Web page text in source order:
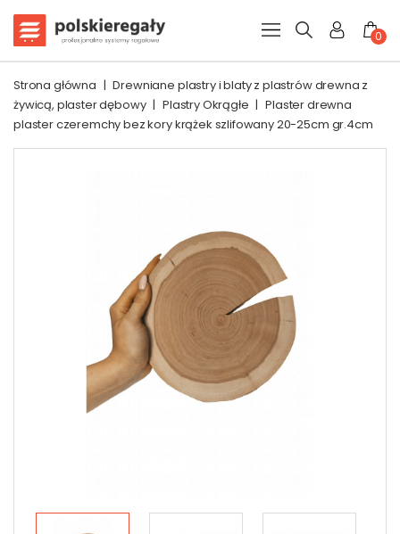
0
Strona główna | Drewniane plastry i blaty z plastrów drewna z
żywicą, plaster dębowy | Plastry Okrągłe | Plaster drewna
plaster czeremchy bez kory krążek szlifowany 20-25cm gr.4cm